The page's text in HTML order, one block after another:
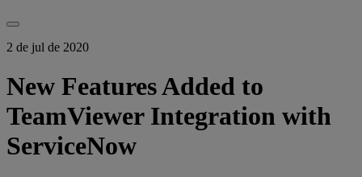
2 de jul de 2020
New Features Added to
TeamViewer Integration with
ServiceNow